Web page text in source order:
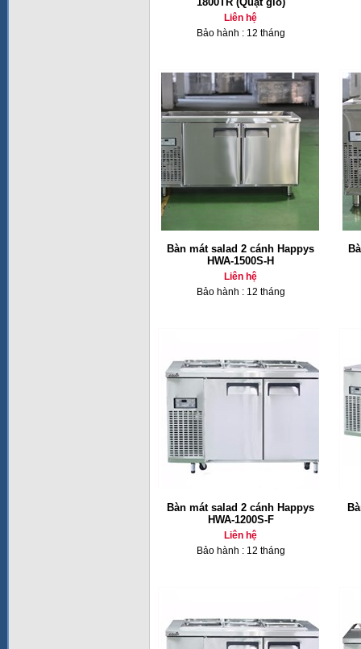
Liên hệ
Bảo hành : 12 tháng
Bàn mát salad 2 cánh Happys
HWA-1500S-H
Liên hệ
Bảo hành : 12 tháng
Bàn mát salad 2 cánh Happys
HWA-1200S-F
Liên hệ
Bảo hành : 12 tháng